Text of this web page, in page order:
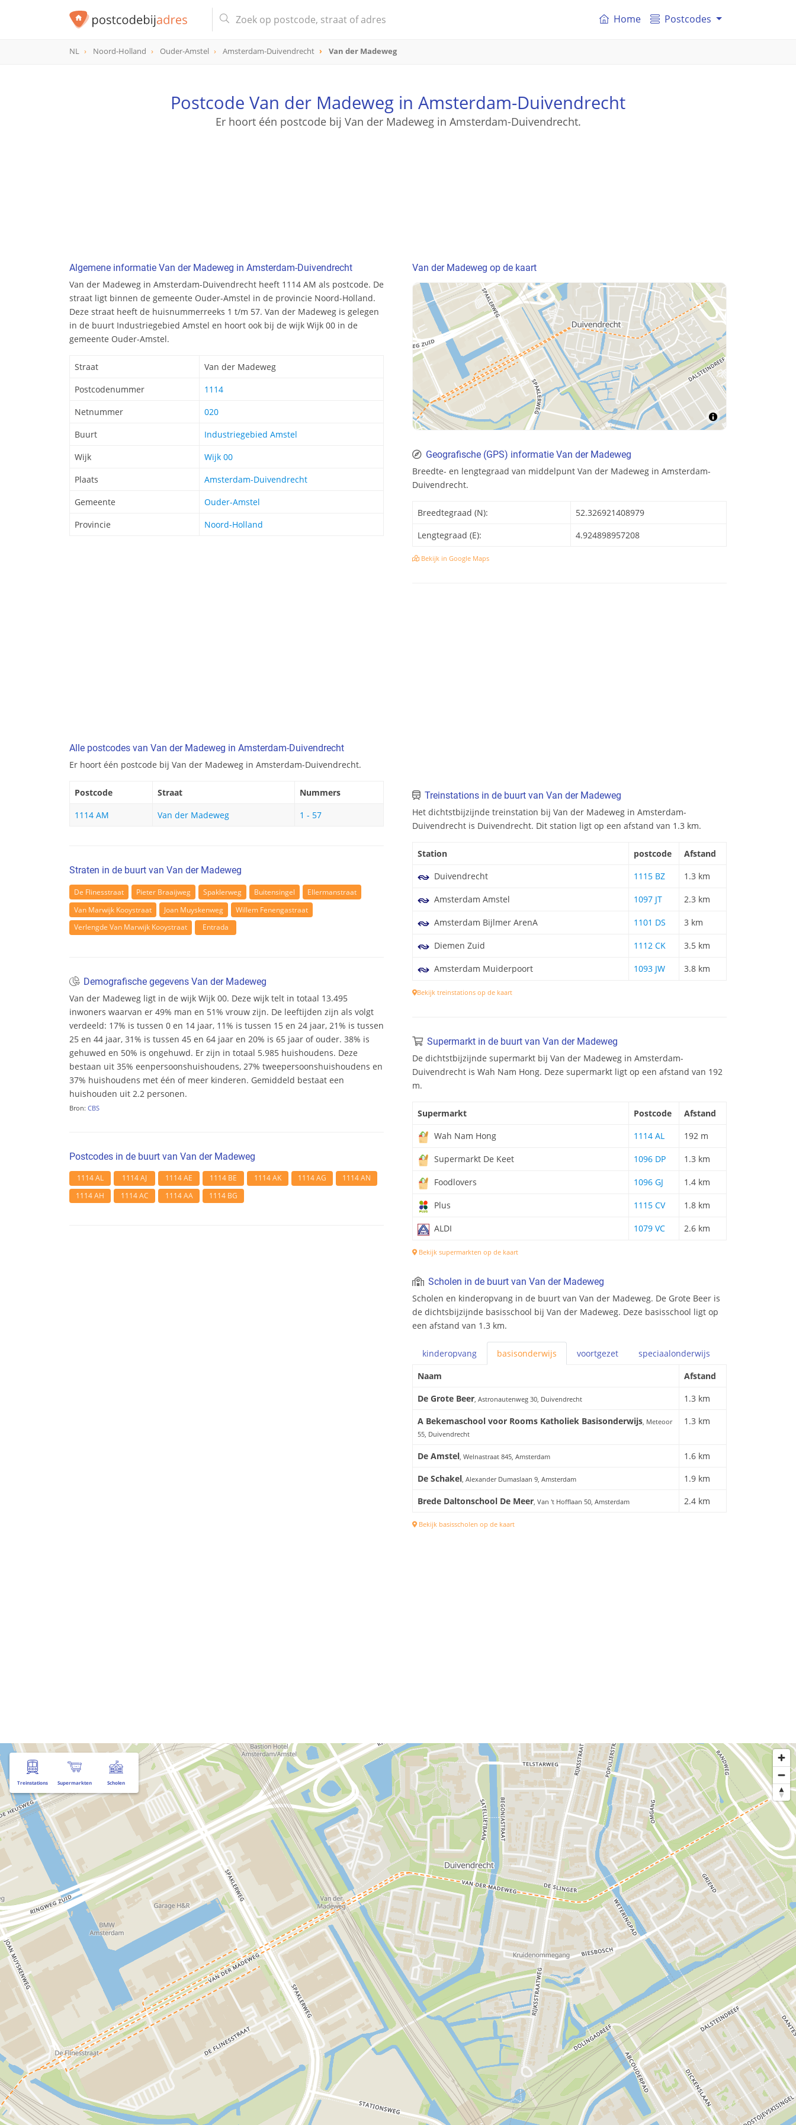
Home Postcodes
NL Noord-Holland Ouder-Amstel Amsterdam-Duivendrecht Van der Madeweg
Postcode Van der Madeweg in Amsterdam-Duivendrecht
Er hoort één postcode bij Van der Madeweg in Amsterdam-Duivendrecht.
Algemene informatie Van der Madeweg in Amsterdam-Duivendrecht
Van der Madeweg in Amsterdam-Duivendrecht heeft 1114 AM als postcode. De
straat ligt binnen de gemeente Ouder-Amstel in de provincie Noord-Holland.
Deze straat heeft de huisnummerreeks 1 t/m 57. Van der Madeweg is gelegen
in de buurt Industriegebied Amstel en hoort ook bij de wijk Wijk 00 in de
gemeente Ouder-Amstel.
Straat
Van der Madeweg
Postcodenummer
1114
Netnummer
020
Buurt
Industriegebied Amstel
Wijk
Wijk 00
Plaats
Amsterdam-Duivendrecht
Gemeente
Ouder-Amstel
Provincie
Noord-Holland
Alle postcodes van Van der Madeweg in Amsterdam-Duivendrecht
Er hoort één postcode bij Van der Madeweg in Amsterdam-Duivendrecht.
Postcode Straat
Nummers
1114 AM
Van der Madeweg 1 - 57
Straten in de buurt van Van der Madeweg
De Flinesstraat Pieter Braaijweg Spaklerweg Buitensingel
Ellermanstraat
Van Marwijk Kooystraat
Joan Muyskenweg
Willem Fenengastraat
Verlengde Van Marwijk Kooystraat
Entrada
Demografische gegevens Van der Madeweg
Van der Madeweg ligt in de wijk Wijk 00. Deze wijk telt in totaal 13.495
inwoners waarvan er 49% man en 51% vrouw zijn. De leeftijden zijn als volgt
verdeeld: 17% is tussen 0 en 14 jaar, 11% is tussen 15 en 24 jaar, 21% is tussen
25 en 44 jaar, 31% is tussen 45 en 64 jaar en 20% is 65 jaar of ouder. 38% is
gehuwed en 50% is ongehuwd. Er zijn in totaal 5.985 huishoudens. Deze
bestaan uit 35% eenpersoonshuishoudens, 27% tweepersoonshuishoudens en
37% huishoudens met één of meer kinderen. Gemiddeld bestaat een
huishouden uit 2.2 personen.
Bron: CBS
Postcodes in de buurt van Van der Madeweg
1114 AL 1114 AJ 1114 AE 1114 BE 1114 AK 1114 AG
1114 AN
1114 AH
1114 AC 1114 AA 1114 BG
Van der Madeweg op de kaart
Geografische (GPS) informatie Van der Madeweg
Breedte- en lengtegraad van middelpunt Van der Madeweg in Amsterdam-
Duivendrecht.
Breedtegraad (N):
52.326921408979
Lengtegraad (E):
4.924898957208
Bekijk in Google Maps
Treinstations in de buurt van Van der Madeweg
Het dichtstbijzijnde treinstation bij Van der Madeweg in Amsterdam-
Duivendrecht is Duivendrecht. Dit station ligt op een afstand van 1.3 km.
Station postcode
Afstand
Duivendrecht
1115 BZ 1.3 km
Amsterdam Amstel 1097 JT 2.3 km
Amsterdam Bijlmer ArenA 1101 DS 3 km
Diemen Zuid 1112 CK 3.5 km
Amsterdam Muiderpoort 1093 JW 3.8 km
Bekijk treinstations op de kaart
Supermarkt in de buurt van Van der Madeweg
De dichtstbijzijnde supermarkt bij Van der Madeweg in Amsterdam-
Duivendrecht is Wah Nam Hong. Deze supermarkt ligt op een afstand van 192
m.
Supermarkt Postcode
Afstand
Wah Nam Hong
1114 AL 192 m
Supermarkt De Keet 1096 DP 1.3 km
Foodlovers 1096 GJ 1.4 km
Plus 1115 CV 1.8 km
ALDI 1079 VC 2.6 km
Bekijk supermarkten op de kaart
Scholen in de buurt van Van der Madeweg
Scholen en kinderopvang in de buurt van Van der Madeweg. De Grote Beer is
de dichtsbijzijnde basisschool bij Van der Madeweg. Deze basisschool ligt op
een afstand van 1.3 km.
kinderopvang basisonderwijs voortgezet speciaalonderwijs
Naam
Afstand
De Grote Beer, Astronautenweg 30, Duivendrecht
1.3 km
A Bekemaschool voor Rooms Katholiek Basisonderwijs, Meteoor
55, Duivendrecht
1.3 km
De Amstel, Welnastraat 845, Amsterdam
1.6 km
De Schakel, Alexander Dumaslaan 9, Amsterdam
1.9 km
Brede Daltonschool De Meer, Van 't Hofflaan 50, Amsterdam 2.4 km
Bekijk basisscholen op de kaart
Treinstations Supermarkten Scholen